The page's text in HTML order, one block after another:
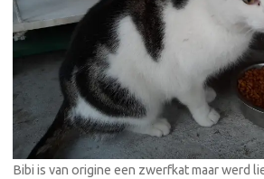
Bibi is van origine een zwerfkat maar werd